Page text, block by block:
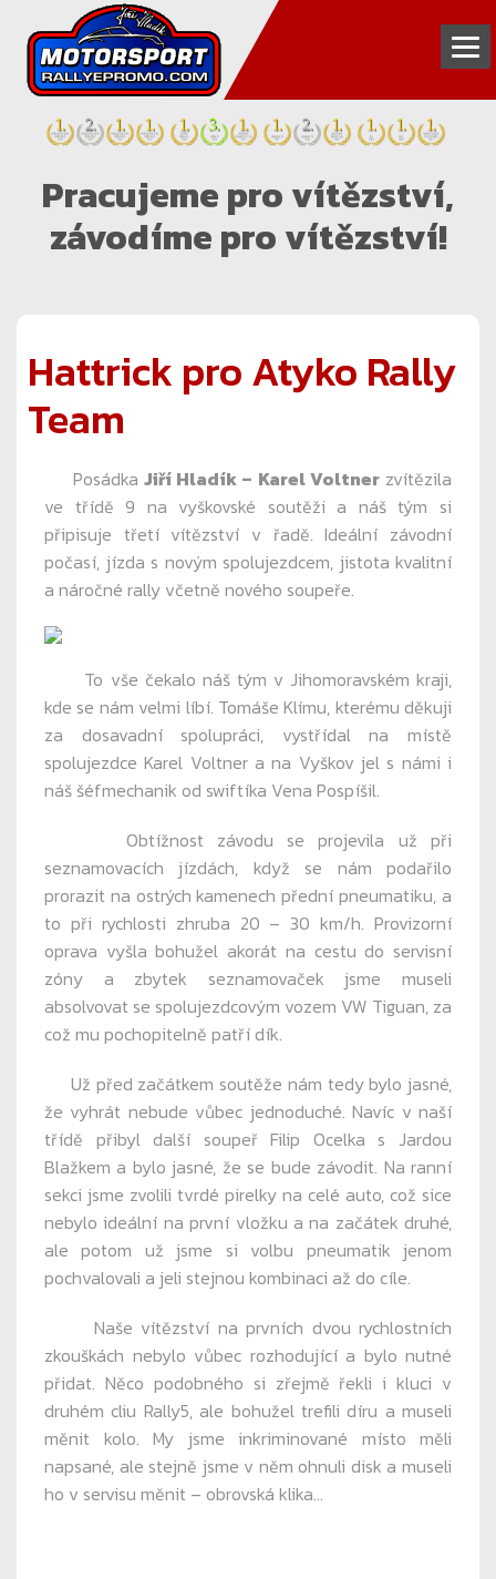
INZERCE
FOTOGALERIE
VIDEOGALERIE
TÝM
KONTAKT
Pracujeme pro vítězství,
závodíme pro vítězství!
Hattrick pro Atyko Rally
Team
PosádkaJiří Hladík – Karel Voltnerzvítězila
ve třídě 9 na vyškovské soutěži a náš tým si
připisuje třetí vítězství v řadě. Ideální závodní
počasí, jízda s novým spolujezdcem, jistota kvalitní
a náročné rally včetně nového soupeře.
To vše čekalo náš tým v Jihomoravském kraji,
kde se nám velmi líbí. Tomáše Klímu, kterému děkuji
za dosavadní spolupráci, vystřídal na místě
spolujezdce Karel Voltner a na Vyškov jel s námi i
náš šéfmechanik od swiftíka Vena Pospíšil.
Obtížnost závodu se projevila už při
seznamovacích jízdách, když se nám podařilo
prorazit na ostrých kamenech přední pneumatiku, a
to při rychlosti zhruba 20 – 30 km/h. Provizorní
oprava vyšla bohužel akorát na cestu do servisní
zóny a zbytek seznamovaček jsme museli
absolvovat se spolujezdcovým vozem VW Tiguan, za
což mu pochopitelně patří dík.
Už před začátkem soutěže nám tedy bylo jasné,
že vyhrát nebude vůbec jednoduché. Navíc v naší
třídě přibyl další soupeř Filip Ocelka s Jardou
Blažkem a bylo jasné, že se bude závodit. Na ranní
sekci jsme zvolili tvrdé pirelky na celé auto, což sice
nebylo ideální na první vložku a na začátek druhé,
ale potom už jsme si volbu pneumatik jenom
pochvalovali a jeli stejnou kombinaci až do cíle.
Naše vítězství na prvních dvou rychlostních
zkouškách nebylo vůbec rozhodující a bylo nutné
přidat. Něco podobného si zřejmě řekli i kluci v
druhém cliu Rally5, ale bohužel trefili díru a museli
měnit kolo. My jsme inkriminované místo měli
napsané, ale stejně jsme v něm ohnuli disk a museli
ho v servisu měnit – obrovská klika…